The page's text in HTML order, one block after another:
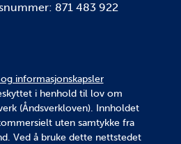
871 483 922
informasjonskapsler
i henhold til lov om
(Åndsverkloven). Innholdet
uten samtykke fra
Ved å bruke dette nettstedet